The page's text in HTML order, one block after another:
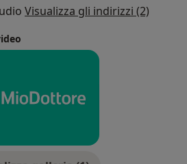
Visualizza gli indirizzi (2)